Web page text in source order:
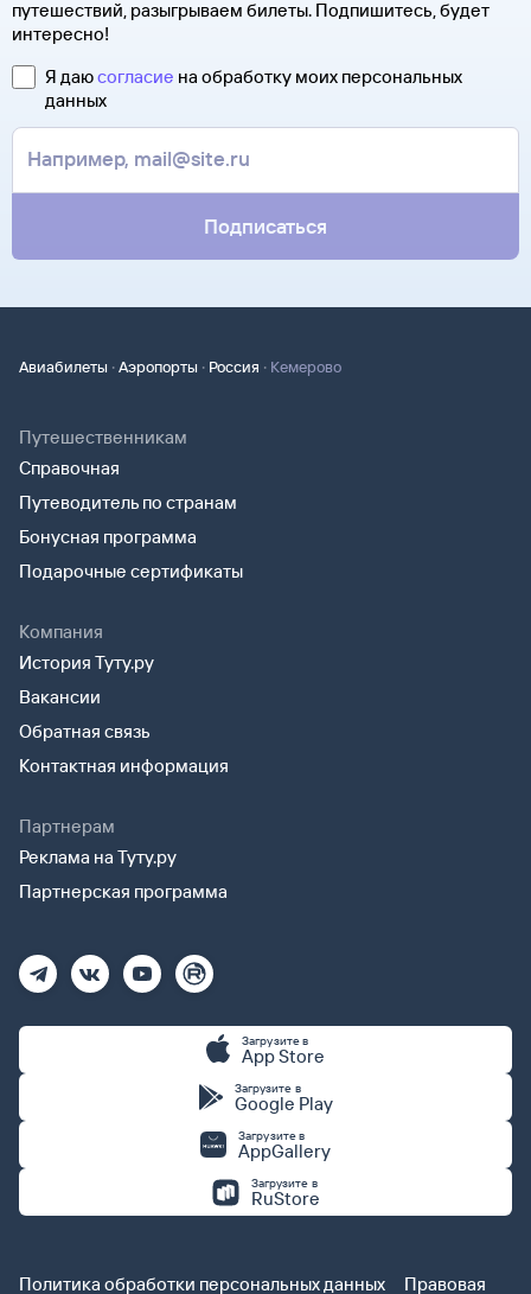
путешествий, разыгрываем билеты. Подпишитесь, будет
интересно!
Я даюсогласие на обработку моих персональных
данных
Подписаться
Авиабилеты ·Аэропорты · Россия · Кемерово
Путешественникам
Справочная
Путеводитель по странам
Бонусная программа
Подарочные сертификаты
Компания
История Туту.ру
Вакансии
Обратная связь
Контактная информация
Партнерам
Реклама на Туту.ру
Партнерская программа
Загрузите в
App Store
Загрузите в
Google Play
Загрузите в
AppGallery
Загрузите в
RuStore
Политика обработки персональных данных Правовая